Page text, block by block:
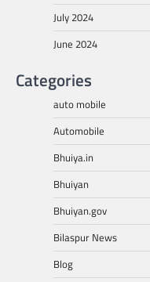
July 2024
June 2024
Categories
auto mobile
Automobile
Bhuiya.in
Bhuiyan
Bhuiyan.gov
Bilaspur News
Blog